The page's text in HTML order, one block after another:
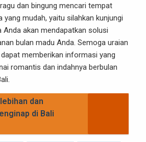
dan bingung mencari tempat
yang mudah, yaitu silahkan kunjungi
Anda akan mendapatkan solusi
bulan madu Anda. Semoga uraian
memberikan informasi yang
romantis dan indahnya berbulan
dan
di Bali